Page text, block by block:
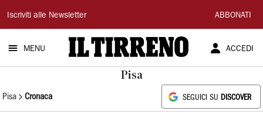
Il
Tirreno
Iscriviti alle Newsletter ABBONATI
MENU ACCEDI
Pisa
Pisa Cronaca SEGUICI SU DISCOVER